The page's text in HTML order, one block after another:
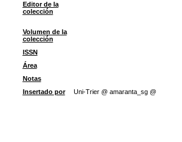
Editor de la
colección
Volumen de la
colección
ISSN
Área
Notas
Insertado por
Uni-Trier @ amaranta_sg @